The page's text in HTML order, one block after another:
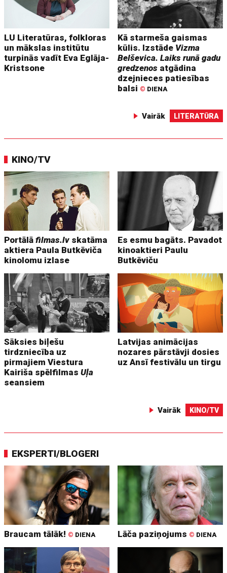
LU Literatūras, folkloras
un mākslas institūtu
turpinās vadīt Eva Eglāja-
Kristsone
Kā starmeša gaismas
kūlis. Izstāde Vizma
Belševica. Laiks runā gadu
gredzenos atgādina
dzejnieces patiesības
balsi © DIENA
Vairāk LITERATŪRA
KINO/TV
Portālāfilmas.lv skatāma
aktiera Paula Butkēviča
kinolomu izlase
Es esmu bagāts. Pavadot
kinoaktieri Paulu
Butkēviču
Sāksies biļešu
tirdzniecība uz
pirmajiem Viestura
Kairiša spēlfilmasUļa
seansiem
Latvijas animācijas
nozares pārstāvji dosies
uz Ansī festivālu un tirgu
Vairāk KINO/TV
EKSPERTI/BLOGERI
Braucam tālāk! © DIENA Lāča paziņojums © DIENA